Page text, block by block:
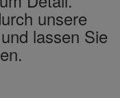
unsere
lassen Sie